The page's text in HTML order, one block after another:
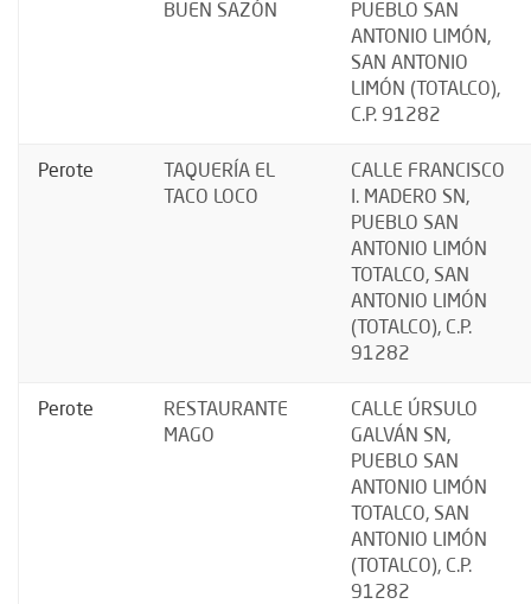
BUEN SAZÓN
PUEBLO SAN
ANTONIO LIMÓN,
SAN ANTONIO
LIMÓN (TOTALCO),
C.P. 91282
Perote
TAQUERÍA EL
TACO LOCO
CALLE FRANCISCO
I. MADERO SN,
PUEBLO SAN
ANTONIO LIMÓN
TOTALCO, SAN
ANTONIO LIMÓN
(TOTALCO), C.P.
91282
Perote
RESTAURANTE
MAGO
CALLE ÚRSULO
GALVÁN SN,
PUEBLO SAN
ANTONIO LIMÓN
TOTALCO, SAN
ANTONIO LIMÓN
(TOTALCO), C.P.
91282